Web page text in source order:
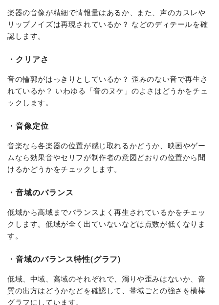
楽器の音像が精細で情報量はあるか、また、声のカスレや
リップノイズは再現されているか？ などのディテールを確
認します。
・クリアさ
音の輪郭がはっきりとしているか？ 歪みのない音で再生さ
れているか？ いわゆる「音のヌケ」のよさはどうかをチェ
ックします。
・音像定位
音楽なら各楽器の位置が感じ取れるかどうか、映画やゲー
ムなら効果音やセリフが制作者の意図どおりの位置から聞
けるかどうかをチェックします。
・音域のバランス
低域から高域までバランスよく再生されているかをチェッ
クします。低域が全く出ていないなどは点数が低くなりま
す。
・音域のバランス特性(グラフ)
低域、中域、高域のそれぞれで、濁りや歪みはないか、音
質の出方はどうかなどを確認して、帯域ごとの強さを横棒
グラフにしています。